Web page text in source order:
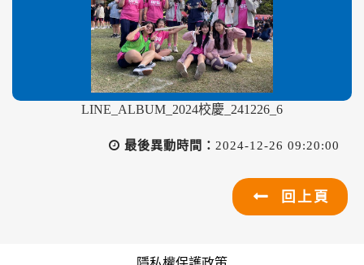
LINE_ALBUM_2024校慶_241226_6
最後異動時間： 2024-12-26 09:20:00
回上頁